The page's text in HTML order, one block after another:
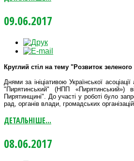
09.06.2017
Круглий стіл на тему "Розвиток
Днями за ініціативою Української
"Пирятинський" (НПП «Пирятинський»)
Пирятинщині". До участі у роботі було
рад, органів влади, громадських
ДЕТАЛЬНІШЕ...
08.06.2017